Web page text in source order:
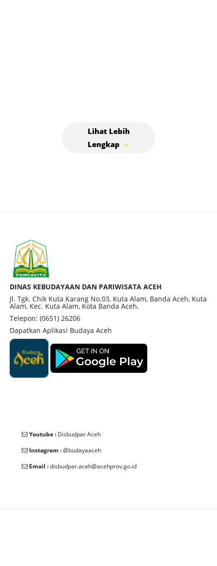
DINAS KEBUDAYAAN DAN PARIWISATA ACEH
Jl. Tgk. Chik Kuta Karang No.03, Kuta Alam, Banda Aceh, Kuta
Alam, Kec. Kuta Alam, Kota Banda Aceh.
Telepon: (0651) 26206
Dapatkan Aplikasi Budaya Aceh
Youtube : Disbudpar Aceh
Instagram :@budayaaceh
Email :disbudpar.aceh@acehprov.go.id